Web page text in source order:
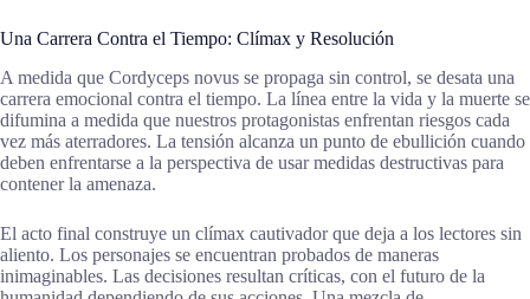
Una Carrera Contra el Tiempo: Clímax y Resolución
A medida que Cordyceps novus se propaga sin control, se desata una
carrera emocional contra el tiempo. La línea entre la vida y la muerte se
difumina a medida que nuestros protagonistas enfrentan riesgos cada
vez más aterradores. La tensión alcanza un punto de ebullición cuando
deben enfrentarse a la perspectiva de usar medidas destructivas para
contener la amenaza.
El acto final construye un clímax cautivador que deja a los lectores sin
aliento. Los personajes se encuentran probados de maneras
inimaginables. Las decisiones resultan críticas, con el futuro de la